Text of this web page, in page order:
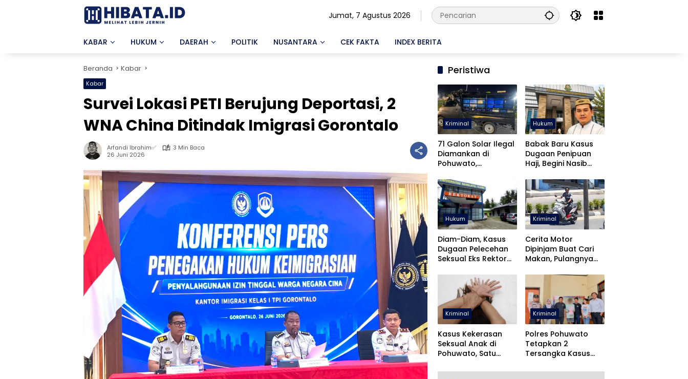
Jumat, 7 Agustus 2026
KABAR HUKUM DAERAH POLITIK NUSANTARA CEK FAKTA INDEX BERITA
Beranda Kabar
Kabar
Survei Lokasi PETI Berujung Deportasi, 2
WNA China Ditindak Imigrasi Gorontalo
Arfandi Ibrahim✅
3 Min Baca
26 Juni 2026
Peristiwa
Kriminal
71 Galon Solar Ilegal
Diamankan di
Pohuwato,
Diselidiki
Hukum
Babak Baru Kasus
Dugaan Penipuan
Haji, Begini Nasib
Hukum
Diam-Diam, Kasus
Dugaan Pelecehan
Seksual Eks Rektor
Kriminal
Cerita Motor
Dipinjam Buat Cari
Makan, Pulangnya
Pohuwato
Kriminal
Kasus Kekerasan
Seksual Anak di
Pohuwato, Satu
Kriminal
Polres Pohuwato
Tetapkan 2
Tersangka Kasus
dan Pencabulan